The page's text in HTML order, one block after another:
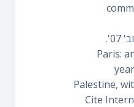
Paris:
Palestine,
Cite